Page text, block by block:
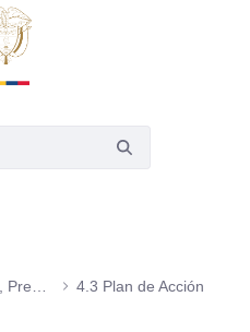
4.3 Plan de Acción